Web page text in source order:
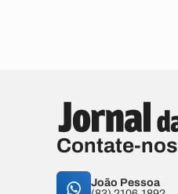
Contate-nos
João Pessoa